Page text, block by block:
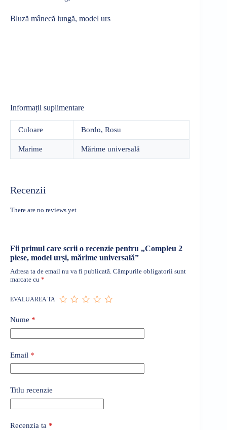
Bluză mânecă lungă, model urs
Informații suplimentare
Culoare Bordo, Rosu
Marime Mărime universală
Recenzii
There are no reviews yet
Fii primul care scrii o recenzie pentru „Compleu 2
piese, model urși, mărime universală”
Adresa ta de email nu va fi publicată. Câmpurile obligatorii sunt
marcate cu *
EVALUAREA TA
Nume *
Email *
Titlu recenzie
Recenzia ta *